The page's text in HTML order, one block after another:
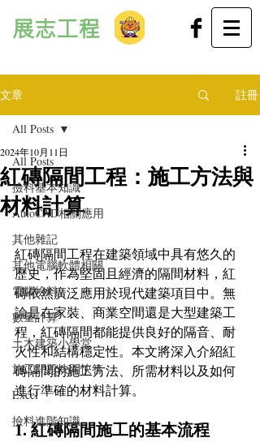
展志工程
文章 註冊
All Posts
撿料基本知識
AutoCAD相關應用
其他雜記
其他電腦軟體相關
電腦撿料
數量計算
土木建築小學堂
施工問題快問快答
Excel
撿料進階知識
All Posts
紅磚隔間工程：施工方法與
材料計算
2024年10月11日
紅磚隔間工程在建築領域中具有悠久的
歷史，作為堅固且經濟的隔間材料，紅
磚依然廣泛應用於現代建築項目中。無
論是在家裝、商業空間還是大型建築工
程，紅磚隔間都能提供良好的隔音、耐
火性和結構穩定性。本文將深入介紹紅
磚隔間的施工方法、所需材料以及如何
進行準確的材料計算。
1. 紅磚隔間施工的基本流程